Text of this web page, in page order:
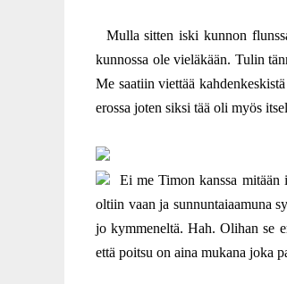
Mulla sitten iski kunnon
kunnossa ole vieläkään. Tulin
Me saatiin viettää
erossa joten siksi tää oli myös
Ei me Timon kanssa mitään
oltiin vaan ja sunnuntaiaamuna
jo kymmeneltä. Hah. Olihan se
että poitsu on aina mukana joka